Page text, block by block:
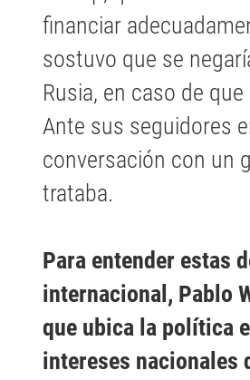
financiar
sostuvo que se
Rusia, en caso de
Ante sus seguidores
conversación con un
trataba.
Para entender estas
internacional, Pablo
que ubica la política
intereses nacionales